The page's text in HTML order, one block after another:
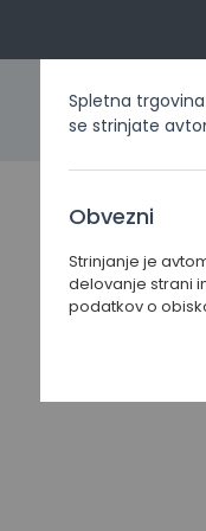
Obvezni
Strinjanje je
delovanje strani
podatkov o
Spletna
se strinjate
Home